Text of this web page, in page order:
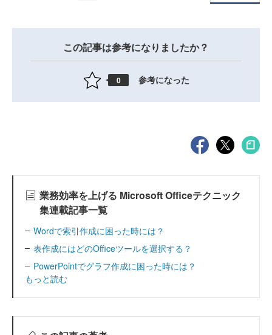
この記事は参考になりましたか？
0 参考になった
業務効率を上げる Microsoft Officeテクニック
集連載記事一覧
Wordで索引作成に困った時には？
表作成にはどのOfficeツールを選択する？
PowerPointでグラフ作成に困った時には？
もっと読む